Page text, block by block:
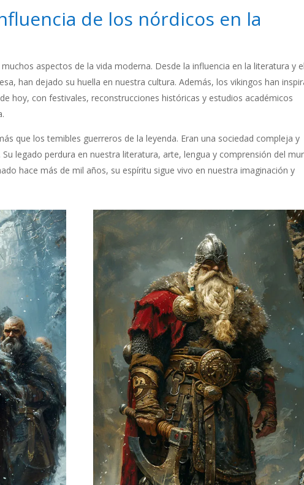
de los nórdicos en la
aspectos de la vida moderna. Desde la influencia en la literatura y el
han dejado su huella en nuestra cultura. Además, los vikingos han
hoy, con festivales, reconstrucciones históricas y estudios académicos
que los temibles guerreros de la leyenda. Eran una sociedad compleja y
legado perdura en nuestra literatura, arte, lengua y comprensión del
hace más de mil años, su espíritu sigue vivo en nuestra imaginación y